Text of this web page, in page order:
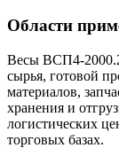
Области
Весы ВСП4-
сырья, готовой
материалов,
хранения и
логистических
торговых базах.